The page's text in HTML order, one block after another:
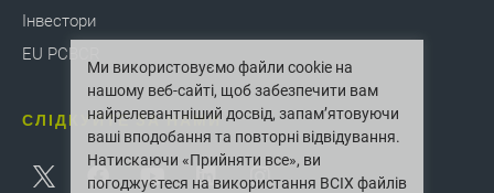
Інвестори
EU PCBCR
СЛІДКУЙТЕ ЗА НАМИ
Ми використовуємо файли cookie на
нашому веб-сайті, щоб забезпечити вам
найрелевантніший досвід, запам’ятовуючи
ваші вподобання та повторні відвідування.
Натискаючи «Прийняти все», ви
погоджуєтеся на використання ВСІХ файлів